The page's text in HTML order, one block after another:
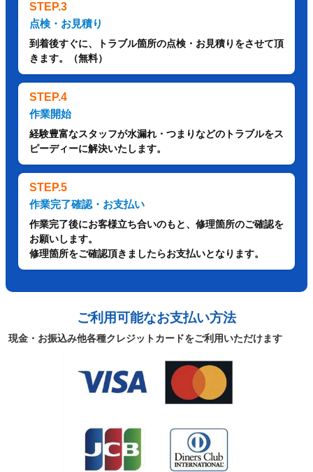
STEP.3
点検・お見積り
到着後すぐに、トラブル箇所の点検・お見積りをさせて頂
きます。（無料）
STEP.4
作業開始
経験豊富なスタッフが水漏れ・つまりなどのトラブルをス
ピーディーに解決いたします。
STEP.5
作業完了確認・お支払い
作業完了後にお客様立ち合いのもと、修理箇所のご確認を
お願いします。
修理箇所をご確認頂きましたらお支払いとなります。
ご利用可能なお支払い方法
現金・お振込み他各種クレジットカードをご利用いただけます